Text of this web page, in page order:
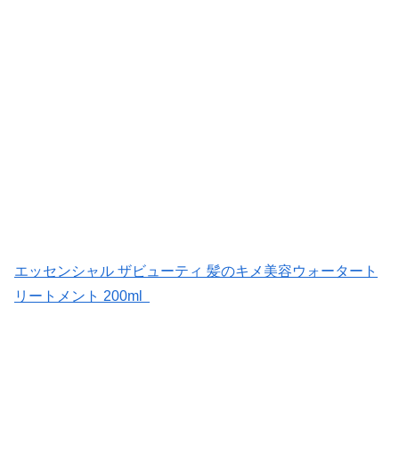
エッセンシャル ザビューティ 髪のキメ美容ウォータート
リートメント 200ml